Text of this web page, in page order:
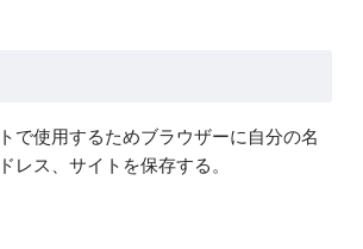
で使用するためブラウザーに自分の名
レス、サイトを保存する。